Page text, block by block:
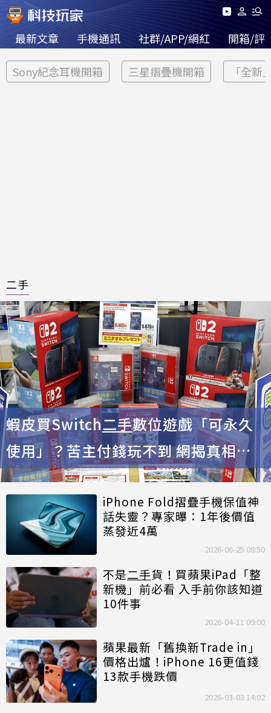
最新文章 手機通訊 社群/APP/網紅 開箱/評
Sony紀念耳機開箱 三星摺疊機開箱 「全新
二手
蝦皮買Switch二手數位遊戲「可永久
使用」？苦主付錢玩不到 網揭真相：
恐被鎖機
iPhone Fold摺疊手機保值神
話失靈？專家曝：1年後價值
蒸發近4萬
2026-06-25 08:50
不是二手貨！買蘋果iPad「整
新機」前必看 入手前你該知道
10件事
2026-04-11 09:00
蘋果最新「舊換新Trade in」
價格出爐！iPhone 16更值錢
13款手機跌價
2026-03-03 14:02